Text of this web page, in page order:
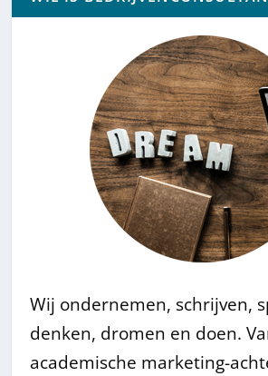
Wij ondernemen, schrijven,
denken, dromen en doen.
academische marketing-